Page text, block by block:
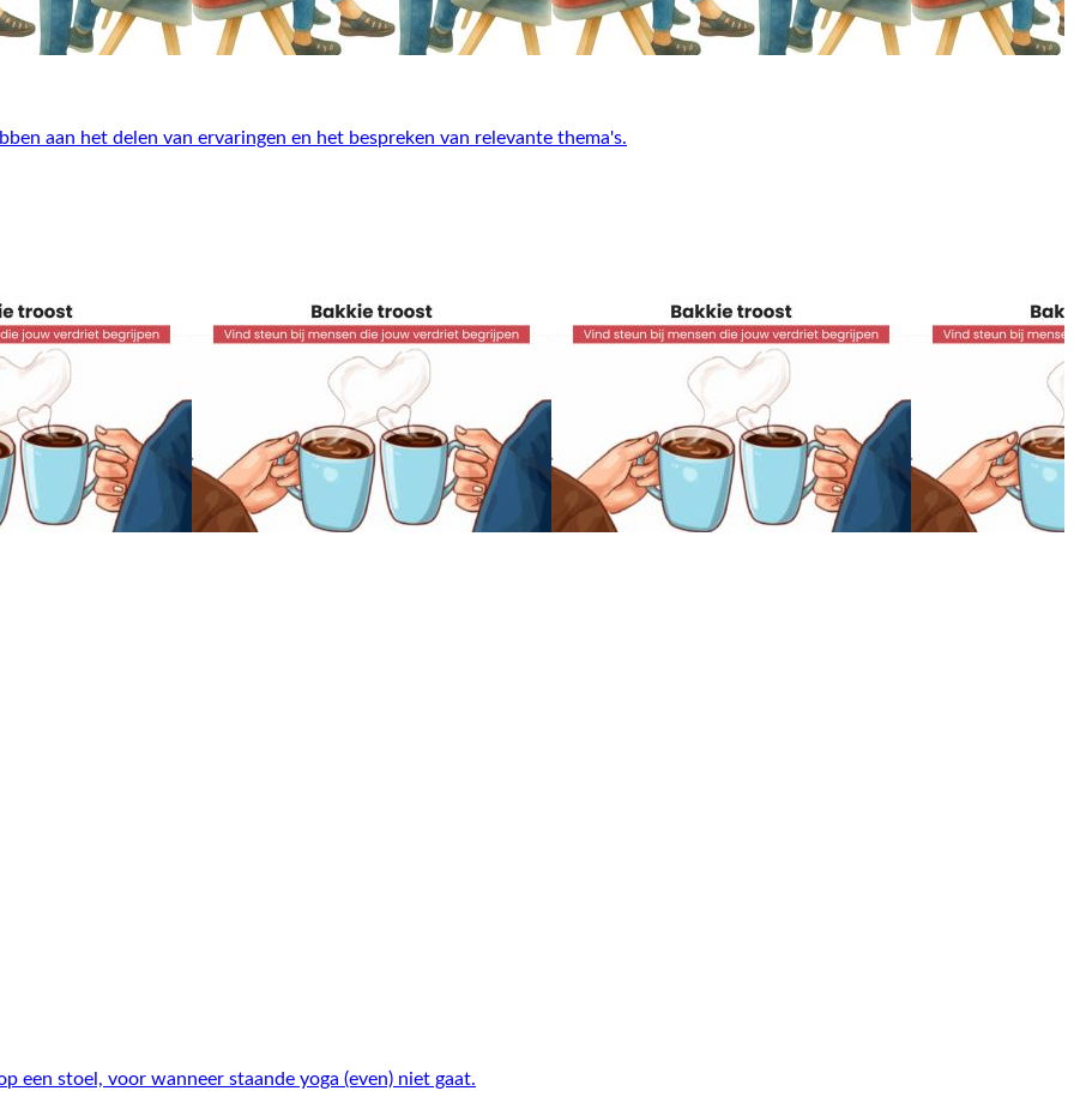
aan het delen van ervaringen en het bespreken van relevante thema's.
een stoel, voor wanneer staande yoga (even) niet gaat.